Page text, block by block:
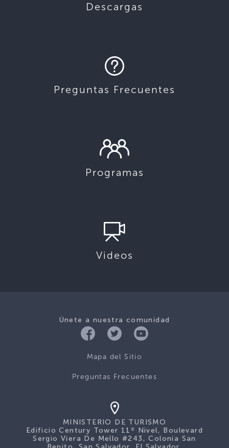
Descargas
Preguntas Frecuentes
Programas
Videos
Únete a nuestra comunidad
Mapa del Sitio
Preguntas Frecuentes
MINISTERIO DE TURISMO
Edificio Century Tower 11º Nivel, Boulevard
Sergio Viera De Mello #243, Colonia San